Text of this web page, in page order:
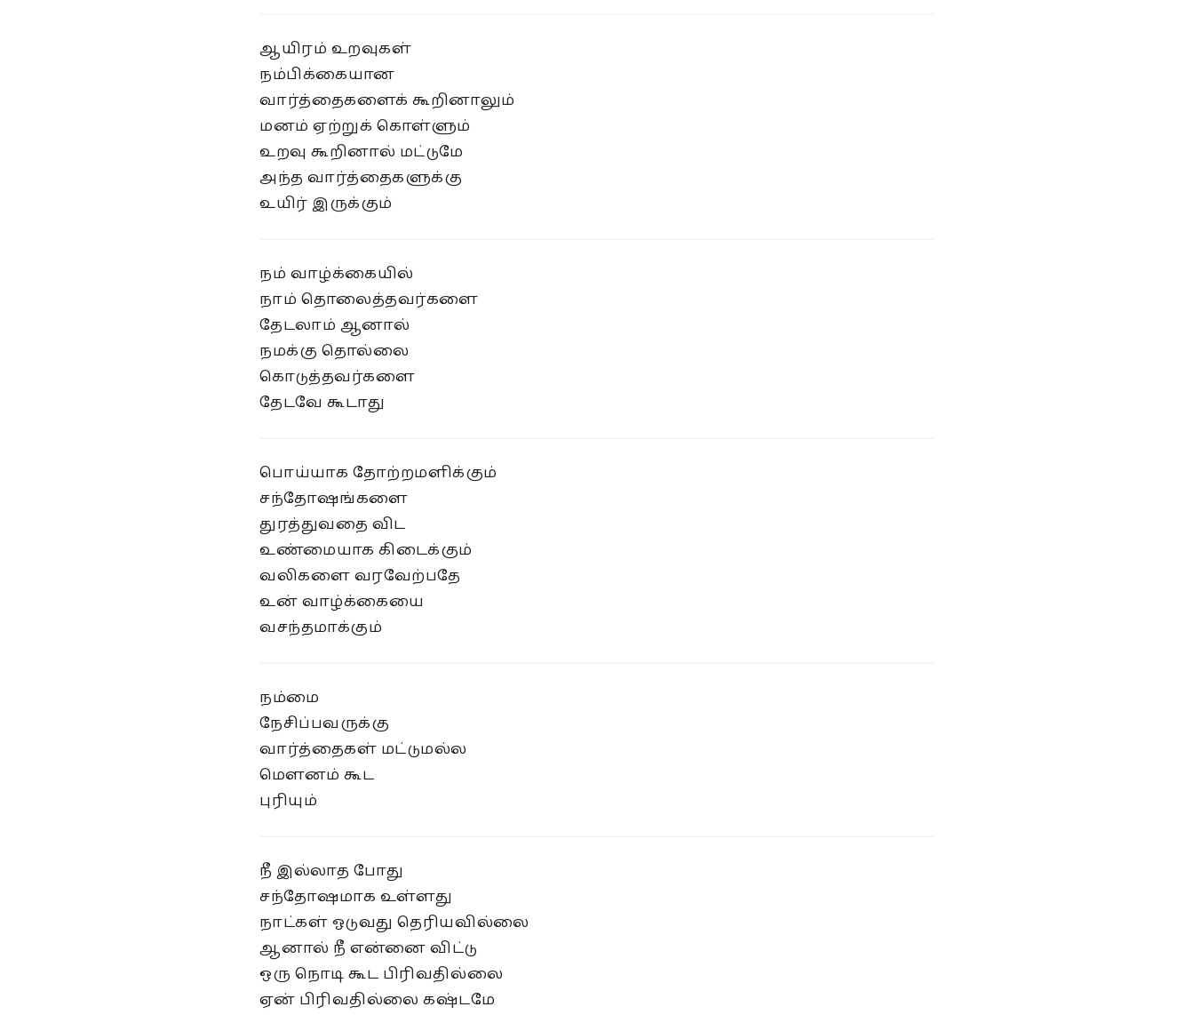
ஆயிரம் உறவுகள்
நம்பிக்கையான
வார்த்தைகளைக் கூறினாலும்
மனம் ஏற்றுக் கொள்ளும்
உறவு கூறினால் மட்டுமே
அந்த வார்த்தைகளுக்கு
உயிர் இருக்கும்
நம் வாழ்க்கையில்
நாம் தொலைத்தவர்களை
தேடலாம் ஆனால்
நமக்கு தொல்லை
கொடுத்தவர்களை
தேடவே கூடாது
பொய்யாக தோற்றமளிக்கும்
சந்தோஷங்களை
துரத்துவதை விட
உண்மையாக கிடைக்கும்
வலிகளை வரவேற்பதே
உன் வாழ்க்கையை
வசந்தமாக்கும்
நம்மை
நேசிப்பவருக்கு
வார்த்தைகள் மட்டுமல்ல
மௌனம் கூட
புரியும்
நீ இல்லாத போது
சந்தோஷமாக உள்ளது
நாட்கள் ஓடுவது தெரியவில்லை
ஆனால் நீ என்னை விட்டு
ஒரு நொடி கூட பிரிவதில்லை
ஏன் பிரிவதில்லை கஷ்டமே